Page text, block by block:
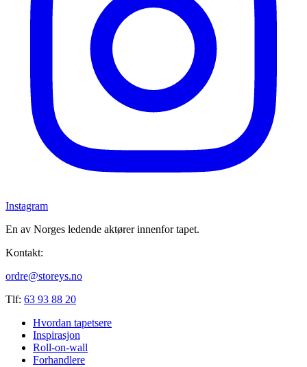
Instagram
En av Norges ledende aktører innenfor tapet.
Kontakt:
ordre@storeys.no
Tlf: 63 93 88 20
Hvordan tapetsere
Inspirasjon
Roll-on-wall
Forhandlere